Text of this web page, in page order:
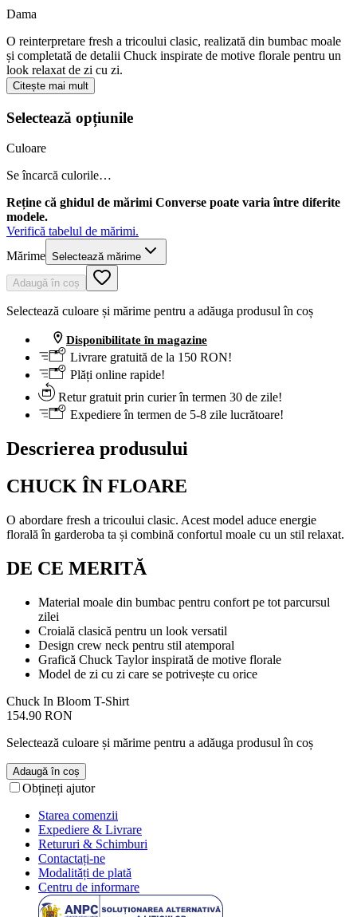
Dama
O reinterpretare fresh a tricoului clasic, realizată din bumbac moale
și completată de detalii Chuck inspirate de motive florale pentru un
look relaxat de zi cu zi.
Citește mai mult
Selectează opțiunile
Culoare
Se încarcă culorile…
Reține că ghidul de mărimi Converse poate varia între diferite
modele.
Verifică tabelul de mărimi.
Mărime Selectează mărime
Adaugă în coș
Selectează culoare și mărime pentru a adăuga produsul în coș
Disponibilitate în magazine
Livrare gratuită de la 150 RON!
Plăți online rapide!
Retur gratuit prin curier în termen 30 de zile!
Expediere în termen de 5-8 zile lucrătoare!
Descrierea produsului
CHUCK ÎN FLOARE
O abordare fresh a tricoului clasic. Acest model aduce energie
florală în garderoba ta și combină confortul moale cu un stil relaxat.
DE CE MERITĂ
Material moale din bumbac pentru confort pe tot parcursul
zilei
Croială clasică pentru un look versatil
Design crew neck pentru stil atemporal
Grafică Chuck Taylor inspirată de motive florale
Model de zi cu zi care se potrivește cu orice
Chuck In Bloom T-Shirt
154.90 RON
Selectează culoare și mărime pentru a adăuga produsul în coș
Adaugă în coș
Obțineți ajutor
Starea comenzii
Expediere & Livrare
Retururi & Schimburi
Contactați-ne
Modalități de plată
Centru de informare